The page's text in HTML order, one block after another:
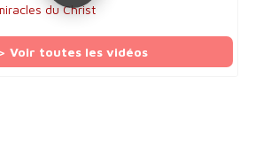
du Christ
> Voir toutes les vidéos